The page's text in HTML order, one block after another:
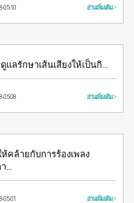
05-10 อ่านเพิ่มเติม >
แลรักษาเส้นเสียงให้เป็นกิ…
05-08 อ่านเพิ่มเติม >
คล้ายกับการร้องเพลง
…
05-01 อ่านเพิ่มเติม >